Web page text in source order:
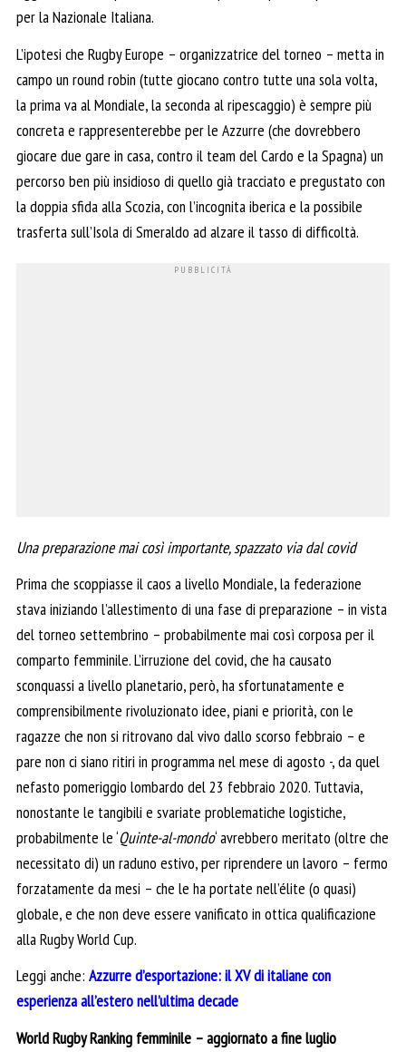
per la Nazionale Italiana.
L’ipotesi che Rugby Europe – organizzatrice del torneo – metta in
campo un round robin (tutte giocano contro tutte una sola volta,
la prima va al Mondiale, la seconda al ripescaggio) è sempre più
concreta e rappresenterebbe per le Azzurre (che dovrebbero
giocare due gare in casa, contro il team del Cardo e la Spagna) un
percorso ben più insidioso di quello già tracciato e pregustato con
la doppia sfida alla Scozia, con l’incognita iberica e la possibile
trasferta sull’Isola di Smeraldo ad alzare il tasso di difficoltà.
Una preparazione mai così importante, spazzato via dal covid
Prima che scoppiasse il caos a livello Mondiale, la federazione
stava iniziando l’allestimento di una fase di preparazione – in vista
del torneo settembrino – probabilmente mai così corposa per il
comparto femminile. L’irruzione del covid, che ha causato
sconquassi a livello planetario, però, ha sfortunatamente e
comprensibilmente rivoluzionato idee, piani e priorità, con le
ragazze che non si ritrovano dal vivo dallo scorso febbraio – e
pare non ci siano ritiri in programma nel mese di agosto -, da quel
nefasto pomeriggio lombardo del 23 febbraio 2020. Tuttavia,
nonostante le tangibili e svariate problematiche logistiche,
probabilmente le ‘Quinte-al-mondo‘ avrebbero meritato (oltre che
necessitato di) un raduno estivo, per riprendere un lavoro – fermo
forzatamente da mesi – che le ha portate nell’élite (o quasi)
globale, e che non deve essere vanificato in ottica qualificazione
alla Rugby World Cup.
Leggi anche: Azzurre d’esportazione: il XV di italiane con
esperienza all’estero nell’ultima decade
World Rugby Ranking femminile – aggiornato a fine luglio